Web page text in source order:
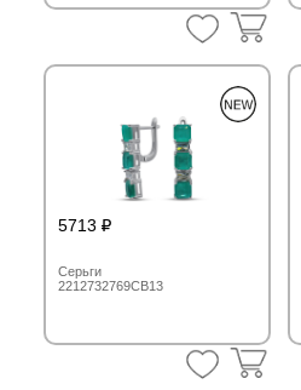
5713
Серьги
2212732769CB13